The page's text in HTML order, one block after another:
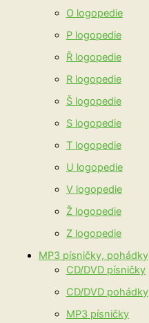
O logopedie
P logopedie
Ř logopedie
R logopedie
Š logopedie
S logopedie
T logopedie
U logopedie
V logopedie
Ž logopedie
Z logopedie
MP3 písničky, pohádky
CD/DVD písničky
CD/DVD pohádky
MP3 písničky